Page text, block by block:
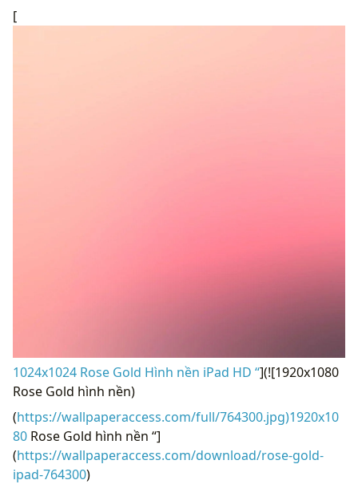
[
1024x1024 Rose Gold Hình nền iPad HD “](![1920x1080
Rose Gold hình nền)
(https://wallpaperaccess.com/full/764300.jpg)1920x10
80 Rose Gold hình nền “]
(https://wallpaperaccess.com/download/rose-gold-
ipad-764300)